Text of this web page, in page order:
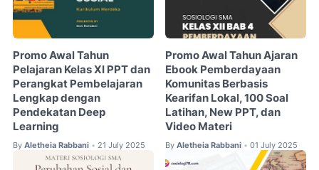
Promo Awal Tahun
Pelajaran Kelas XI PPT dan
Perangkat Pembelajaran
Lengkap dengan
Pendekatan Deep
Learning
By Aletheia Rabbani • 21 July 2025
Promo Awal Tahun Ajaran
Ebook Pemberdayaan
Komunitas Berbasis
Kearifan Lokal, 100 Soal
Latihan, New PPT, dan
Video Materi
By Aletheia Rabbani • 01 July 2025